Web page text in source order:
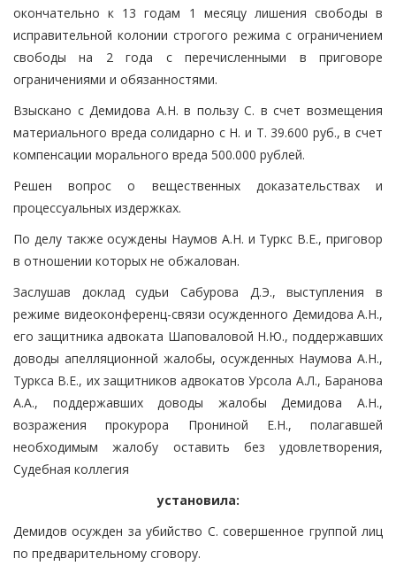
окончательно к 13 годам 1 месяцу лишения свободы в
исправительной колонии строгого режима с ограничением
свободы на 2 года с перечисленными в приговоре
ограничениями и обязанностями.
Взыскано с Демидова А.Н. в пользу С. в счет возмещения
материального вреда солидарно с Н. и Т. 39.600 руб., в счет
компенсации морального вреда 500.000 рублей.
Решен вопрос о вещественных доказательствах и
процессуальных издержках.
По делу также осуждены Наумов А.Н. и Туркс В.Е., приговор
в отношении которых не обжалован.
Заслушав доклад судьи Сабурова Д.Э., выступления в
режиме видеоконференц-связи осужденного Демидова А.Н.,
его защитника адвоката Шаповаловой Н.Ю., поддержавших
доводы апелляционной жалобы, осужденных Наумова А.Н.,
Туркса В.Е., их защитников адвокатов Урсола А.Л., Баранова
А.А., поддержавших доводы жалобы Демидова А.Н.,
возражения прокурора Прониной Е.Н., полагавшей
необходимым жалобу оставить без удовлетворения,
Судебная коллегия
установила:
Демидов осужден за убийство С. совершенное группой лиц
по предварительному сговору.